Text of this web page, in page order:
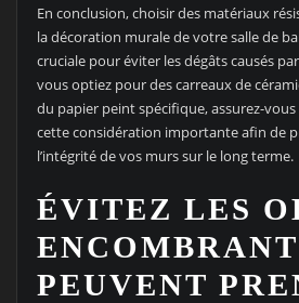
En conclusion, choisir des matériaux
la décoration murale de votre salle de
cruciale pour éviter les dégâts causés
vous optiez pour des carreaux de
du papier peint spécifique, assurez-
cette considération importante afin de
l’intégrité de vos murs sur le long terme.
ÉVITEZ LES
PEUVENT